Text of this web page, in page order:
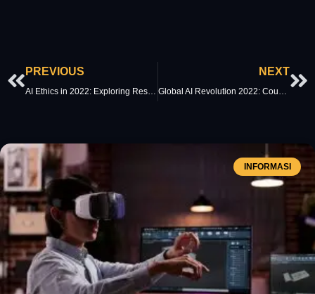
Prev
PREVIOUS
AI Ethics in 2022: Exploring Responsible AI Complexity
NEXT
Global AI Revolution 2022: Countries Competing for Leadership
INFORMASI